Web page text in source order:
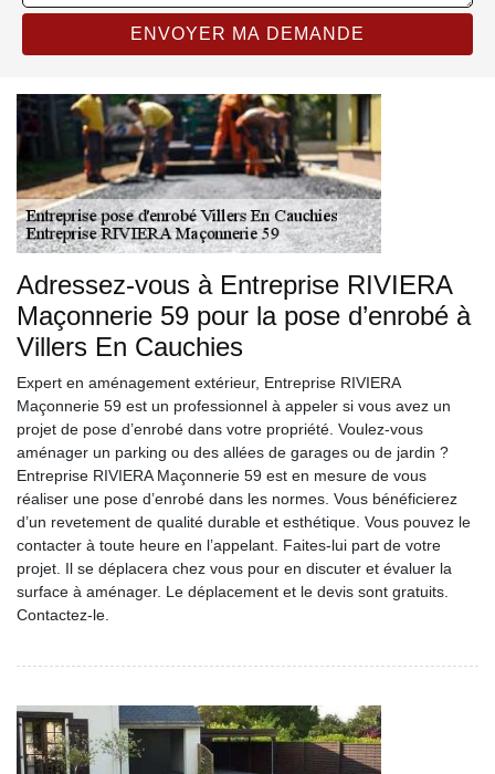
Adressez-vous à Entreprise RIVIERA
Maçonnerie 59 pour la pose d’enrobé à
Villers En Cauchies
Expert en aménagement extérieur, Entreprise RIVIERA
Maçonnerie 59 est un professionnel à appeler si vous avez un
projet de pose d’enrobé dans votre propriété. Voulez-vous
aménager un parking ou des allées de garages ou de jardin ?
Entreprise RIVIERA Maçonnerie 59 est en mesure de vous
réaliser une pose d’enrobé dans les normes. Vous bénéficierez
d’un revetement de qualité durable et esthétique. Vous pouvez le
contacter à toute heure en l’appelant. Faites-lui part de votre
projet. Il se déplacera chez vous pour en discuter et évaluer la
surface à aménager. Le déplacement et le devis sont gratuits.
Contactez-le.